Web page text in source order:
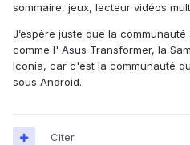
sommaire, jeux, lecteur vidéos
J’espère juste que la
comme l' Asus Transformer, la
Iconia, car c'est la communauté
sous Android.
Citer